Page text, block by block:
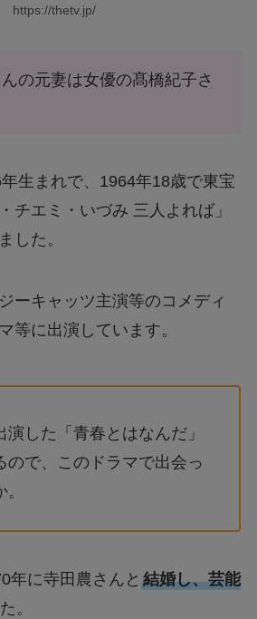
https://thetv.jp/
の元妻は女優の髙橋紀子さ
生まれで、1964年18歳で東宝
チエミ・いづみ 三人よれば」
した。
ーキャッツ主演等のコメディ
等に出演しています。
した「青春とはなんだ」
ので、このドラマで出会っ
年に寺田農さんと 結婚し、芸能
。